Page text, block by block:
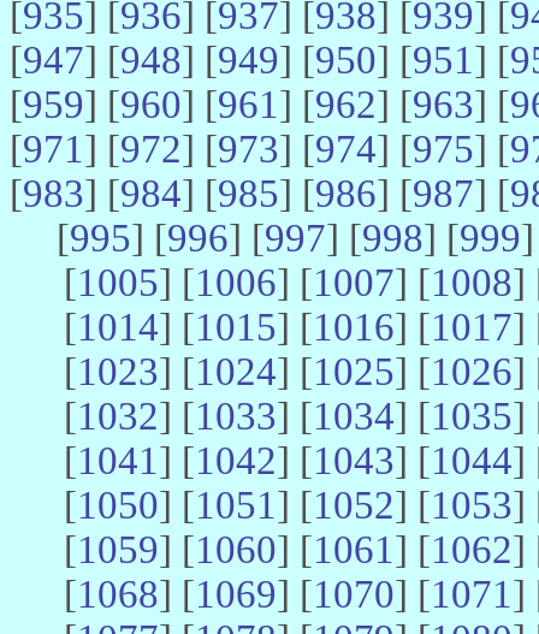
[935] [936] [937] [938] [939] [
[947] [948] [949] [950] [951] [
[959] [960] [961] [962] [963] [
[971] [972] [973] [974] [975] [
[983] [984] [985] [986] [987] [
[995] [996] [997] [998] [999
[1005] [1006] [1007] [1008]
[1014] [1015] [1016] [1017]
[1023] [1024] [1025] [1026]
[1032] [1033] [1034] [1035]
[1041] [1042] [1043] [1044]
[1050] [1051] [1052] [1053]
[1059] [1060] [1061] [1062]
[1068] [1069] [1070] [1071]